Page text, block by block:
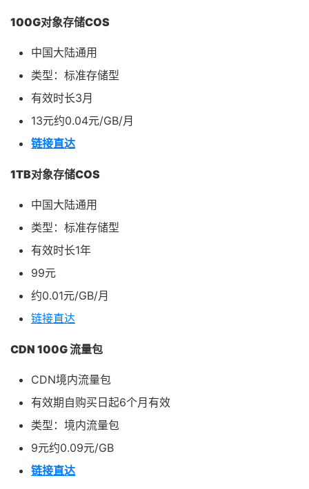
100G对象存储COS
中国大陆通用
类型：标准存储型
有效时长3月
13元约0.04元/GB/月
链接直达
1TB对象存储COS
中国大陆通用
类型：标准存储型
有效时长1年
99元
约0.01元/GB/月
链接直达
CDN 100G 流量包
CDN境内流量包
有效期自购买日起6个月有效
类型：境内流量包
9元约0.09元/GB
链接直达